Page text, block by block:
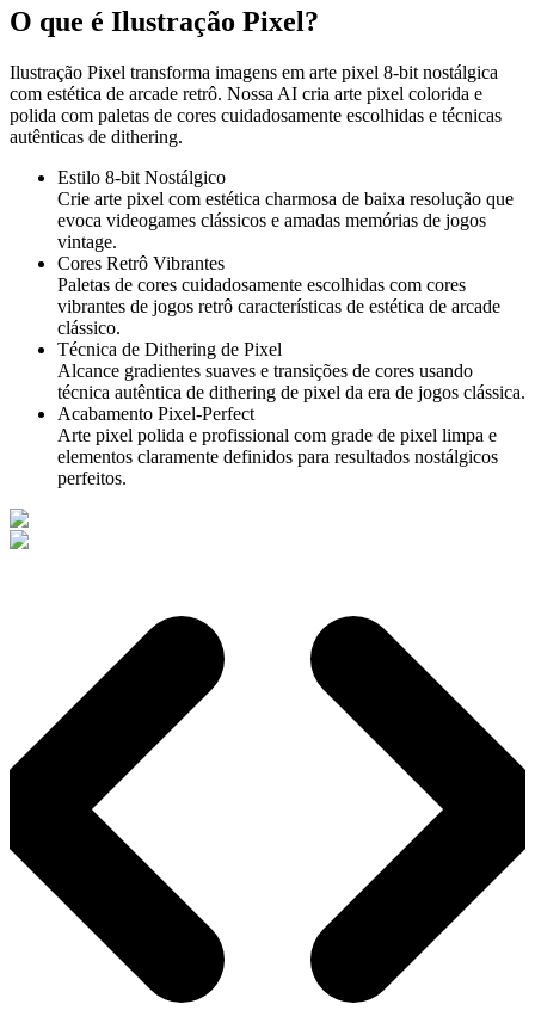
O que é Ilustração Pixel?
Ilustração Pixel transforma imagens em arte pixel 8-bit nostálgica
com estética de arcade retrô. Nossa AI cria arte pixel colorida e
polida com paletas de cores cuidadosamente escolhidas e técnicas
autênticas de dithering.
Estilo 8-bit Nostálgico
Crie arte pixel com estética charmosa de baixa resolução que
evoca videogames clássicos e amadas memórias de jogos
vintage.
Cores Retrô Vibrantes
Paletas de cores cuidadosamente escolhidas com cores
vibrantes de jogos retrô características de estética de arcade
clássico.
Técnica de Dithering de Pixel
Alcance gradientes suaves e transições de cores usando
técnica autêntica de dithering de pixel da era de jogos clássica.
Acabamento Pixel-Perfect
Arte pixel polida e profissional com grade de pixel limpa e
elementos claramente definidos para resultados nostálgicos
perfeitos.